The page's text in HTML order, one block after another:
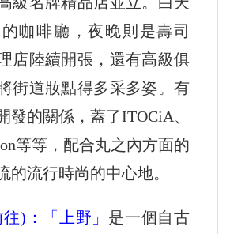
咖啡廳，夜晚則是壽司
店陸續開張，還有高級俱
街道妝點得多采多姿。有
發的關係，蓋了ITOCiA、
等等，配合丸之內方面的
的流行時尚的中心地。
)：「上野」 是一個自古